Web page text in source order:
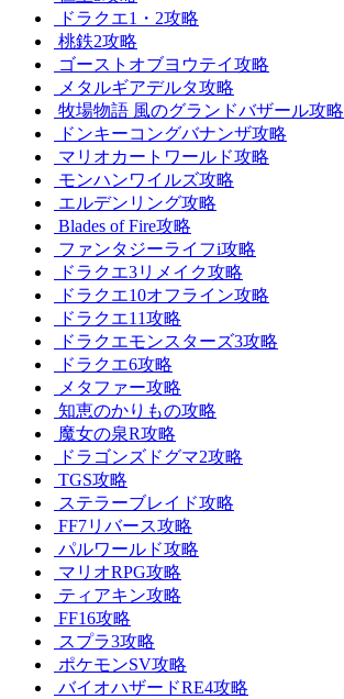
ドラクエ1・2攻略
桃鉄2攻略
ゴーストオブヨウテイ攻略
メタルギアデルタ攻略
牧場物語 風のグランドバザール攻略
ドンキーコングバナンザ攻略
マリオカートワールド攻略
モンハンワイルズ攻略
エルデンリング攻略
Blades of Fire攻略
ファンタジーライフi攻略
ドラクエ3リメイク攻略
ドラクエ10オフライン攻略
ドラクエ11攻略
ドラクエモンスターズ3攻略
ドラクエ6攻略
メタファー攻略
知恵のかりもの攻略
魔女の泉R攻略
ドラゴンズドグマ2攻略
TGS攻略
ステラーブレイド攻略
FF7リバース攻略
パルワールド攻略
マリオRPG攻略
ティアキン攻略
FF16攻略
スプラ3攻略
ポケモンSV攻略
バイオハザードRE4攻略